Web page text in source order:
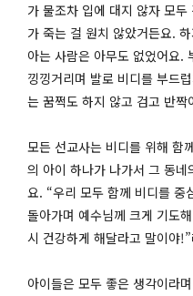
가 물조차 입에 대지 않자 모
가 죽는 걸 원치 않았거든요.
아는 사람은 아무도 없었어요.
낑낑거리며 발로 비디를 부드
는 꿈쩍도 하지 않고 검고 반
모든 선교사는 비디를 위해 함
의 아이 하나가 나가서 그 동
요. “우리 모두 함께 비디를 중
돌아가며 예수님께 크게 기도
시 건강하게 해달라고 말이야
아이들은 모두 좋은 생각이라